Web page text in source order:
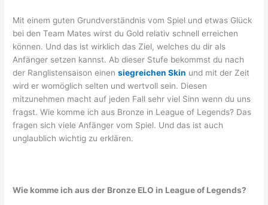
Mit einem guten Grundverständnis vom Spiel und etwas Glück
bei den Team Mates wirst du Gold relativ schnell erreichen
können. Und das ist wirklich das Ziel, welches du dir als
Anfänger setzen kannst. Ab dieser Stufe bekommst du nach
der Ranglistensaison einensiegreichen Skin und mit der Zeit
wird er womöglich selten und wertvoll sein. Diesen
mitzunehmen macht auf jeden Fall sehr viel Sinn wenn du uns
fragst. Wie komme ich aus Bronze in League of Legends? Das
fragen sich viele Anfänger vom Spiel. Und das ist auch
unglaublich wichtig zu erklären.
Wie komme ich aus der Bronze ELO in League of Legends?